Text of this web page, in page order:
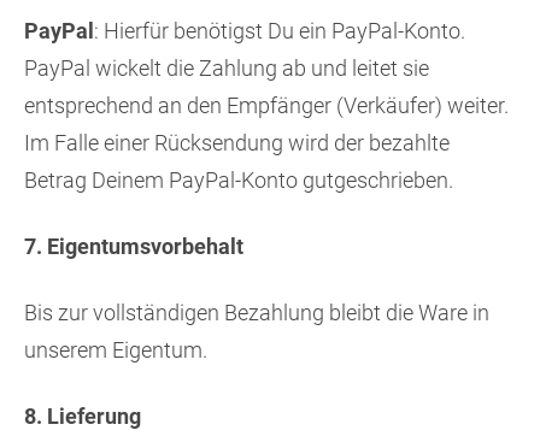
PayPal : Hierfür benötigst Du ein PayPal-Konto.
PayPal wickelt die Zahlung ab und leitet sie
entsprechend an den Empfänger (Verkäufer) weiter.
Im Falle einer Rücksendung wird der bezahlte
Betrag Deinem PayPal-Konto gutgeschrieben.
7. Eigentumsvorbehalt
Bis zur vollständigen Bezahlung bleibt die Ware in
unserem Eigentum.
8. Lieferung